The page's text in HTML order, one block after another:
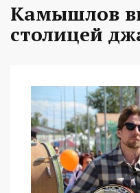
Камышлов
столицей